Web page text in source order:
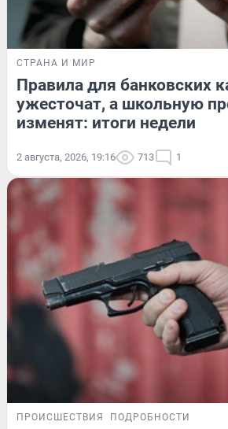
СТРАНА И МИР
Правила для банковских
ужесточат, а школьную
изменят: итоги недели
2 августа, 2026, 19:16 713 1
ПРОИСШЕСТВИЯ ПОДРОБНОСТИ